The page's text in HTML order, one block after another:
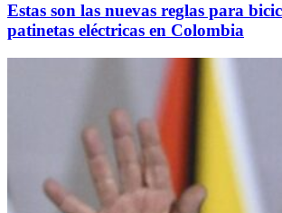
Estas son las nuevas reglas para
patinetas eléctricas en Colombia